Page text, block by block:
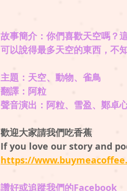
故事簡介：你們喜歡天空嗎？
可以說得最多天空的東西，不
主題：天空、動物、雀鳥
翻譯：阿粒
聲音演出：阿粒、雪盈、鄭卓
歡迎大家請我們吃香蕉
If you love our story and
https://
讚好或追蹤我們的Facebook